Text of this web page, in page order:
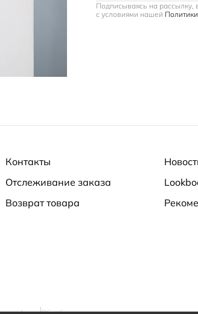
Подписываясь на рассылку,
с условиями нашей
Контакты
Отслеживание заказа
Возврат товара
офертаОбработка персональных данных